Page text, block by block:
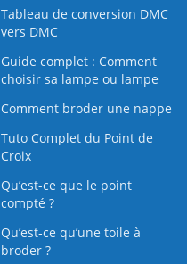
Tableau de conversion DMC
vers DMC
Guide complet : Comment
choisir sa lampe ou lampe
Comment broder une nappe
Tuto Complet du Point de
Croix
Qu’est-ce que le point
compté ?
Qu’est‑ce qu’une toile à
broder ?